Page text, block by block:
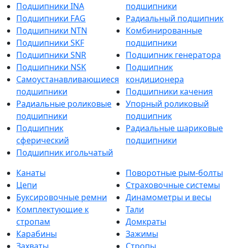
Подшипники INA
Подшипники FAG
Подшипники NTN
Подшипники SKF
Подшипники SNR
Подшипники NSK
Самоустанавливающиеся
подшипники
Радиальные роликовые
подшипники
Подшипник
сферический
Подшипник игольчатый
подшипники
Радиальный подшипник
Комбинированные
подшипники
Подшипник генератора
Подшипник
кондиционера
Подшипники качения
Упорный роликовый
подшипник
Радиальные шариковые
подшипники
Канаты
Цепи
Буксировочные ремни
Комплектующие к
стропам
Карабины
Поворотные рым-болты
Страховочные системы
Динамометры и весы
Тали
Домкраты
Зажимы